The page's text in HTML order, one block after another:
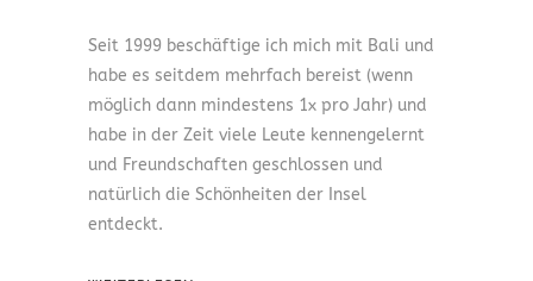
Seit 1999 beschäftige ich mich mit Bali und
habe es seitdem mehrfach bereist (wenn
möglich dann mindestens 1x pro Jahr) und
habe in der Zeit viele Leute kennengelernt
und Freundschaften geschlossen und
natürlich die Schönheiten der Insel
entdeckt.